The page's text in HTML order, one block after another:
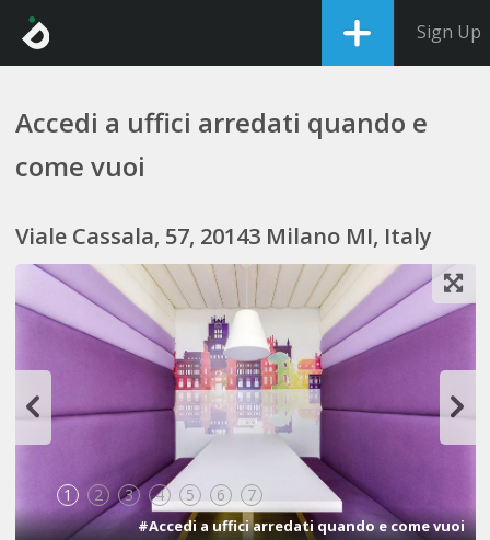
Sign Up
Accedi a uffici arredati quando e
come vuoi
Viale Cassala, 57, 20143 Milano MI, Italy
1 2 3 4 5 6 7
#Accedi a uffici arredati quando e come vuoi